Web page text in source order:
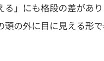
る」にも格段の差があ
の外に目に見える形